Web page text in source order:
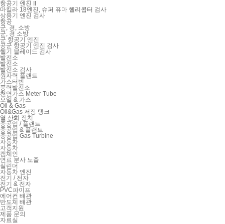
항공기 엔진 II
마킬라 18엔진, 슈퍼 퓨마 헬리콥터 검사
상용기 엔진 검사
항공
군, 경, 소방
군, 경 소방
군 항공기 엔진
공군 항공기 엔진 검사
헬기 블레이드 검사
발전소
발전소
발전소 검사
원자력 플랜트
가스터빈
풍력발전소
천연가스 Meter Tube
오일 & 가스
Oil & Gas
Oil&Gas 저장 탱크
열 산화 장치
중공업 / 플랜트
중공업 & 플랜트
중공업 Gas Turbine
자동차
자동차
캠체인
연료 분사 노즐
실린더
자동차 엔진
전기 / 전자
전기 & 전자
PVC파이프
에어컨 배관
반도체 배관
고객지원
제품 문의
자료실